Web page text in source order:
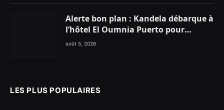
Alerte bon plan : Kandela débarque à
l’hôtel El Oumnia Puerto pour
enflammer le Chiringuito Malibu
août 5, 2026
LES PLUS POPULAIRES